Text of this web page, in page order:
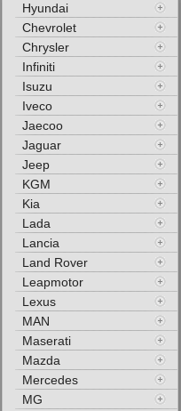
Hyundai
Chevrolet
Chrysler
Infiniti
Isuzu
Iveco
Jaecoo
Jaguar
Jeep
KGM
Kia
Lada
Lancia
Land Rover
Leapmotor
Lexus
MAN
Maserati
Mazda
Mercedes
MG